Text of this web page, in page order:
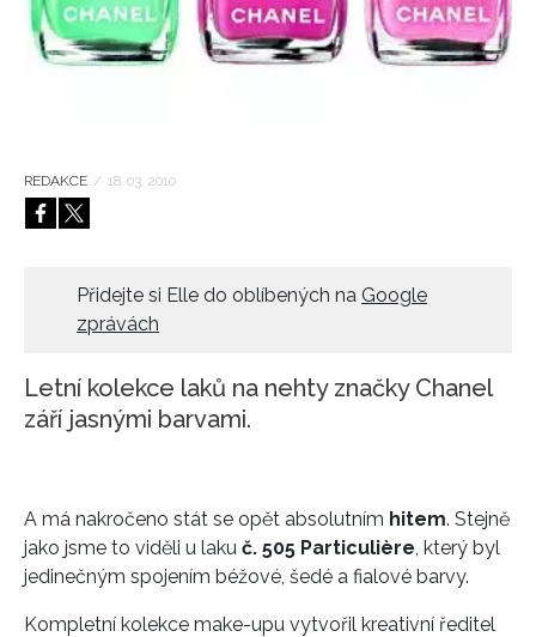
HOME
REDAKCE / 18. 03. 2010
Přidejte si Elle do oblíbených na Google
zprávách
Letní kolekce laků na nehty značky Chanel
září jasnými barvami.
A má nakročeno stát se opět absolutním hitem. Stejně
jako jsme to viděli u laku č. 505 Particulière, který byl
jedinečným spojením béžové, šedé a fialové barvy.
Kompletní kolekce make-upu vytvořil kreativní ředitel